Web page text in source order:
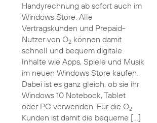
Handyrechnung ab sofort auch im
Windows Store. Alle
Vertragskunden und Prepaid-
Nutzer von O2können damit
schnell und bequem digitale
Inhalte wie Apps, Spiele und Musik
im neuen Windows Store kaufen.
Dabei ist es ganz gleich, ob sie ihr
Windows 10 Notebook, Tablet
oder PC verwenden. Für die O2
Kunden ist damit die bequeme […]